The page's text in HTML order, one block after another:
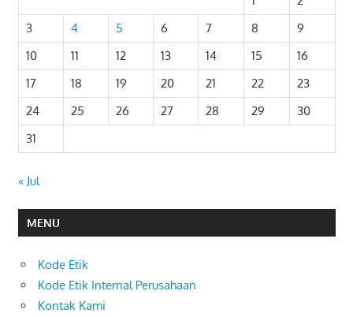
3
4 5 6 7 8
9
10
11 12 13 14 15
16
17
18 19 20 21 22
23
24
25 26 27 28 29
30
31
« Jul
MENU
Kode Etik
Kode Etik Internal Perusahaan
Kontak Kami